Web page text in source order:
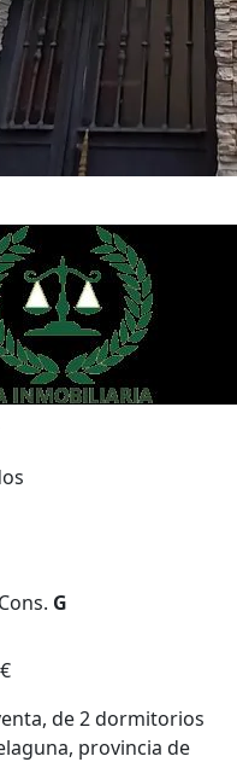
Cons. G
de 2 dormitorios
provincia de